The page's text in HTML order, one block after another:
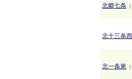
北郷七条
北十三条西
北一条東